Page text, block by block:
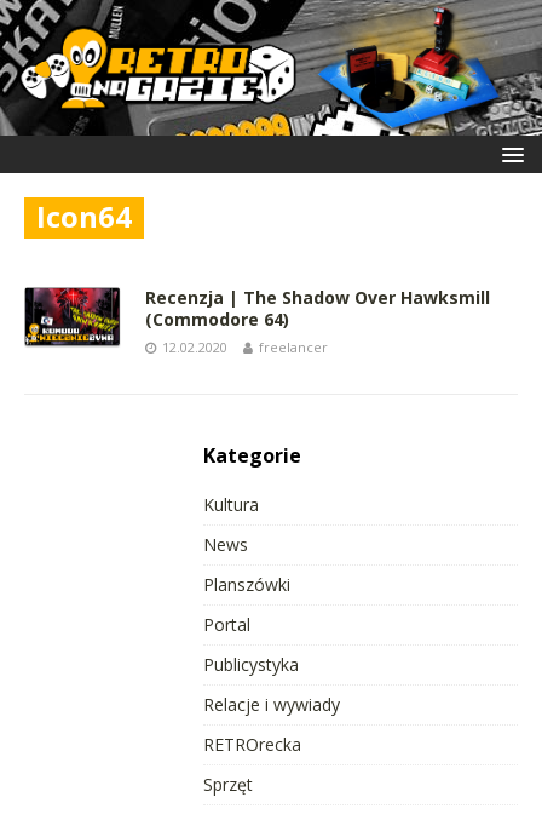
Icon64
Recenzja | The Shadow Over Hawksmill
(Commodore 64)
12.02.2020 freelancer
Kategorie
Kultura
News
Planszówki
Portal
Publicystyka
Relacje i wywiady
RETROrecka
Sprzęt